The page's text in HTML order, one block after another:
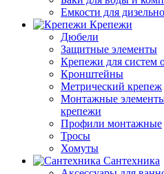
Емкости для
Крепежи
Дюбели
Защитные элементы
Крепежи для систем
Кронштейны
Метрический крепеж
Монтажные
крепежи
Профили монтажные
Тросы
Хомуты
Сантехника